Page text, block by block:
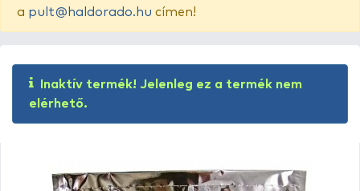
a pult@haldorado.hu címen!
Inaktív termék! Jelenleg ez a termék nem
elérhető.